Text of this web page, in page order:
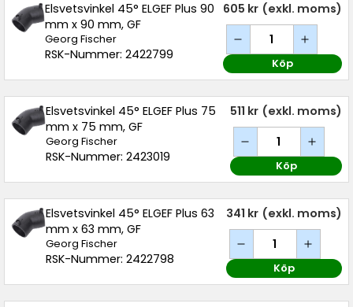
Elsvetsvinkel 45° ELGEF Plus 90
mm x 90 mm, GF
Georg Fischer
RSK-Nummer: 2422799
605 kr (exkl. moms)
Köp
Elsvetsvinkel 45° ELGEF Plus 75
mm x 75 mm, GF
Georg Fischer
RSK-Nummer: 2423019
511 kr (exkl. moms)
Köp
Elsvetsvinkel 45° ELGEF Plus 63
mm x 63 mm, GF
Georg Fischer
RSK-Nummer: 2422798
341 kr (exkl. moms)
Köp